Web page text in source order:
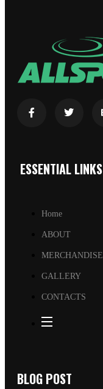
ESSENTIAL LINKS
Home
ABOUT
MERCHANDISE
GALLERY
CONTACTS
BLOG POST